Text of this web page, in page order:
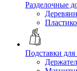
Разделочные
Подставки